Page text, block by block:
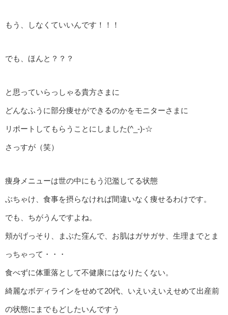
もう、しなくていいんです！！！
でも、ほんと？？？
と思っていらっしゃる貴方さまに
どんなふうに部分痩せができるのかをモニターさまに
リポートしてもらうことにしました(^_-)-☆
さっすが（笑）
痩身メニューは世の中にもう氾濫してる状態
ぶちゃけ、食事を摂らなければ間違いなく痩せるわけです。
でも、ちがうんですよね。
頬がげっそり、まぶた窪んで、お肌はガサガサ、生理までとま
っちゃって・・・
食べずに体重落として不健康にはなりたくない。
綺麗なボディラインをせめて20代、いえいえいえせめて出産前
の状態にまでもどしたいんですう